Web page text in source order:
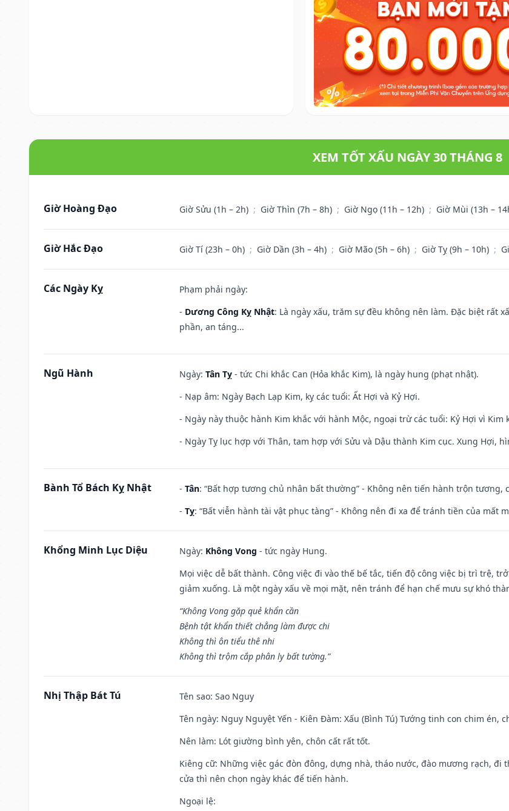
XEM TỐT XẤU NGÀY 30 THÁNG 8
Giờ Hoàng Đạo Giờ Sửu (1h – 2h) ; Giờ Thìn (7h – 8h) ; Giờ Ngọ (11h – 12h) ; Giờ Mùi (13h –
Giờ Hắc Đạo Giờ Tí (23h – 0h) ; Giờ Dần (3h – 4h) ; Giờ Mão (5h – 6h) ; Giờ Tỵ (9h – 10h) ;
Các Ngày Kỵ
Phạm phải ngày:
- Dương Công Kỵ Nhật: Là ngày xấu, trăm sự đều không nên làm. Đặc biệt rất
phần, an táng...
Ngũ Hành Ngày: Tân Tỵ - tức Chi khắc Can (Hỏa khắc Kim), là ngày hung (phạt nhật).
- Nạp âm: Ngày Bạch Lạp Kim, kỵ các tuổi: Ất Hợi và Kỷ Hợi.
- Ngày này thuộc hành Kim khắc với hành Mộc, ngoại trừ các tuổi: Kỷ Hợi vì Kim
- Ngày Tỵ lục hợp với Thân, tam hợp với Sửu và Dậu thành Kim cục. Xung Hợi,
Bành Tổ Bách Kỵ Nhật - Tân: “Bất hợp tương chủ nhân bất thường” - Không nên tiến hành trộn tương,
- Tỵ: “Bất viễn hành tài vật phục tàng” - Không nên đi xa để tránh tiền của mất
Khổng Minh Lục Diệu Ngày: Không Vong - tức ngày Hung.
Mọi việc dễ bất thành. Công việc đi vào thế bế tắc, tiến độ công việc bị trì trệ,
giảm xuống. Là một ngày xấu về mọi mặt, nên tránh để hạn chế mưu sự khó
“Không Vong gặp quẻ khẩn cần
Bệnh tật khẩn thiết chẳng làm được chi
Không thì ôn tiểu thê nhi
Không thì trộm cắp phân ly bất tường.”
Nhị Thập Bát Tú Tên sao: Sao Nguy
Tên ngày: Nguy Nguyệt Yến - Kiên Đàm: Xấu (Bình Tú) Tướng tinh con chim én,
Nên làm: Lót giường bình yên, chôn cất rất tốt.
Kiêng cữ: Những việc gác đòn đông, dựng nhà, tháo nước, đào mương rạch, đi
cửa thì nên chọn ngày khác để tiến hành.
Ngoại lệ: